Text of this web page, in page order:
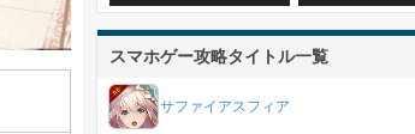
スマホゲー攻略タイトル一覧
サファイアスフィア